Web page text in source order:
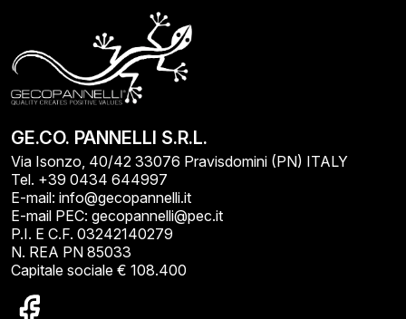
GE.CO. PANNELLI S.R.L.
Via Isonzo, 40/42 33076 Pravisdomini (PN) ITALY
Tel. +39 0434 644997
E-mail: info@gecopannelli.it
E-mail PEC: gecopannelli@pec.it
P.I. E C.F. 03242140279
N. REA PN 85033
Capitale sociale € 108.400